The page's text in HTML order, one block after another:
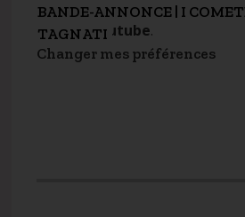
Pour voir cet élément vous
cookiesyoutube.
Changer mes préférences
BANDE-ANNONCE | I
TAGNATI